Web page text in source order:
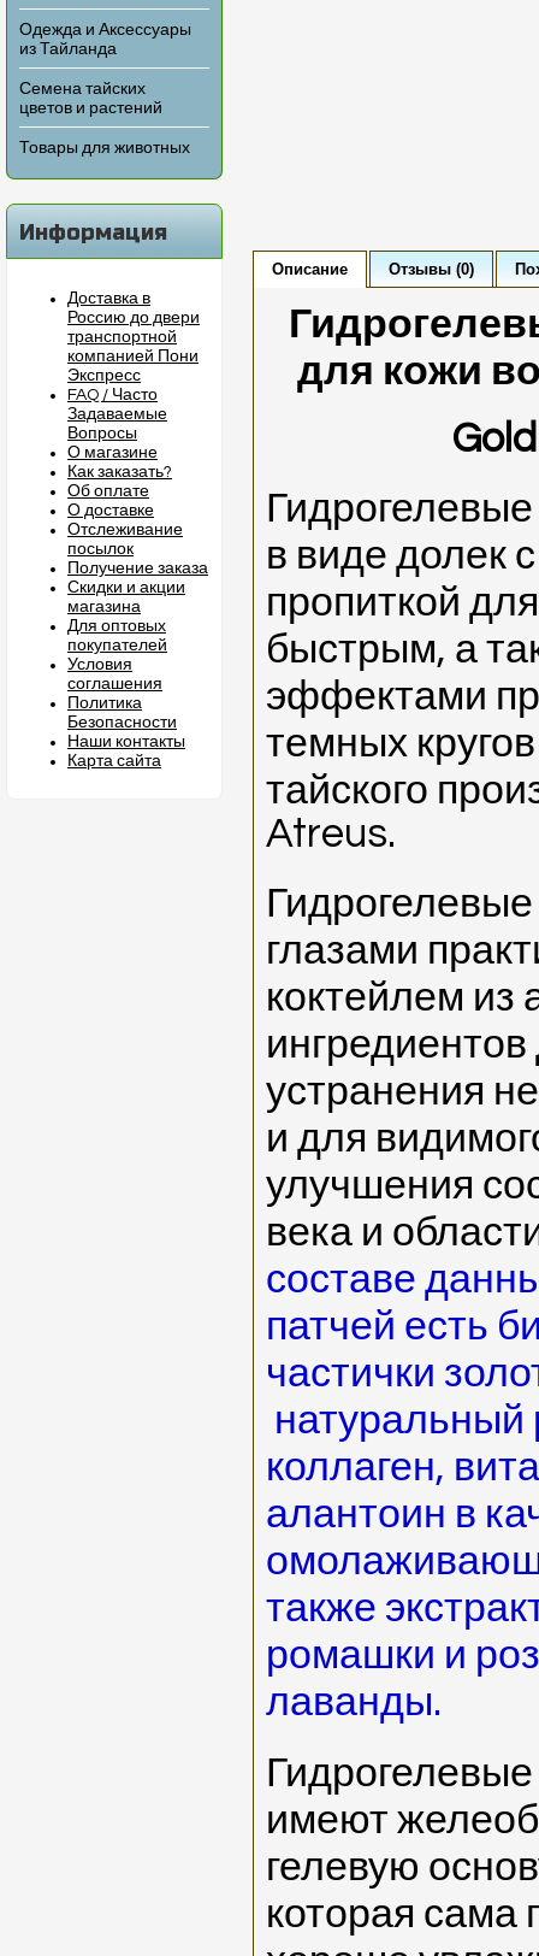
Одежда и Аксессуары
из Тайланда
Семена тайских
цветов и растений
Товары для животных
Информация
Доставка в
Россию до двери
транспортной
компанией Пони
Экспресс
FAQ / Часто
Задаваемые
Вопросы
О магазине
Как заказать?
Об оплате
О доставке
Отслеживание
посылок
Получение заказа
Скидки и акции
магазина
Для оптовых
покупателей
Условия
соглашения
Политика
Безопасности
Наши контакты
Карта сайта
Описание Отзывы (0)
для кожи
в виде долек
пропиткой
быстрым, а
эффектами
темных
тайского
Atreus.
глазами
коктейлем из
устранения
и для
улучшения
века и
составе
патчей есть
частички
натуральный
коллаген,
алантоин в
также
ромашки и
лаванды.
имеют
гелевую
которая сама